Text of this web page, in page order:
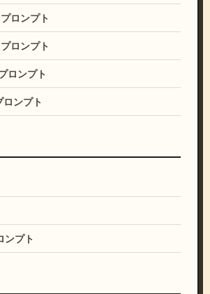
ロンプト
ロンプト
ロンプト
ンプト
ンプト